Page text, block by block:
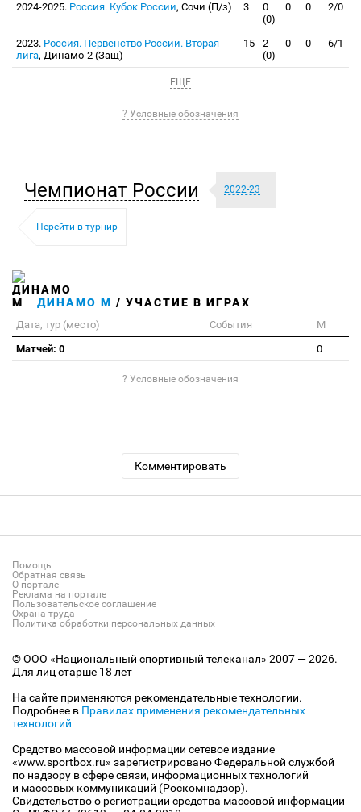
2024-2025. Россия. Кубок России, Сочи (П/з) 3
0
(0)
0 0 2/0
2023. Россия. Первенство России. Вторая
лига, Динамо-2 (Защ)
15
2
(0)
0 0 6/1
ЕЩЕ
? Условные обозначения
Чемпионат России 2022-23
Перейти в турнир
ДИНАМО М / УЧАСТИЕ В ИГРАХ
Дата, тур (место) События
М
Матчей: 0
0
? Условные обозначения
Комментировать
Помощь
Обратная связь
О портале
Реклама на портале
Пользовательское соглашение
Охрана труда
Политика обработки персональных данных
© ООО «Национальный спортивный телеканал» 2007 — 2026.
Для лиц старше 18 лет
На сайте применяются рекомендательные технологии.
Подробнее в Правилах применения рекомендательных
технологий
Средство массовой информации сетевое издание
«www.sportbox.ru» зарегистрировано Федеральной службой
по надзору в сфере связи, информационных технологий
и массовых коммуникаций (Роскомнадзор).
Свидетельство о регистрации средства массовой информации